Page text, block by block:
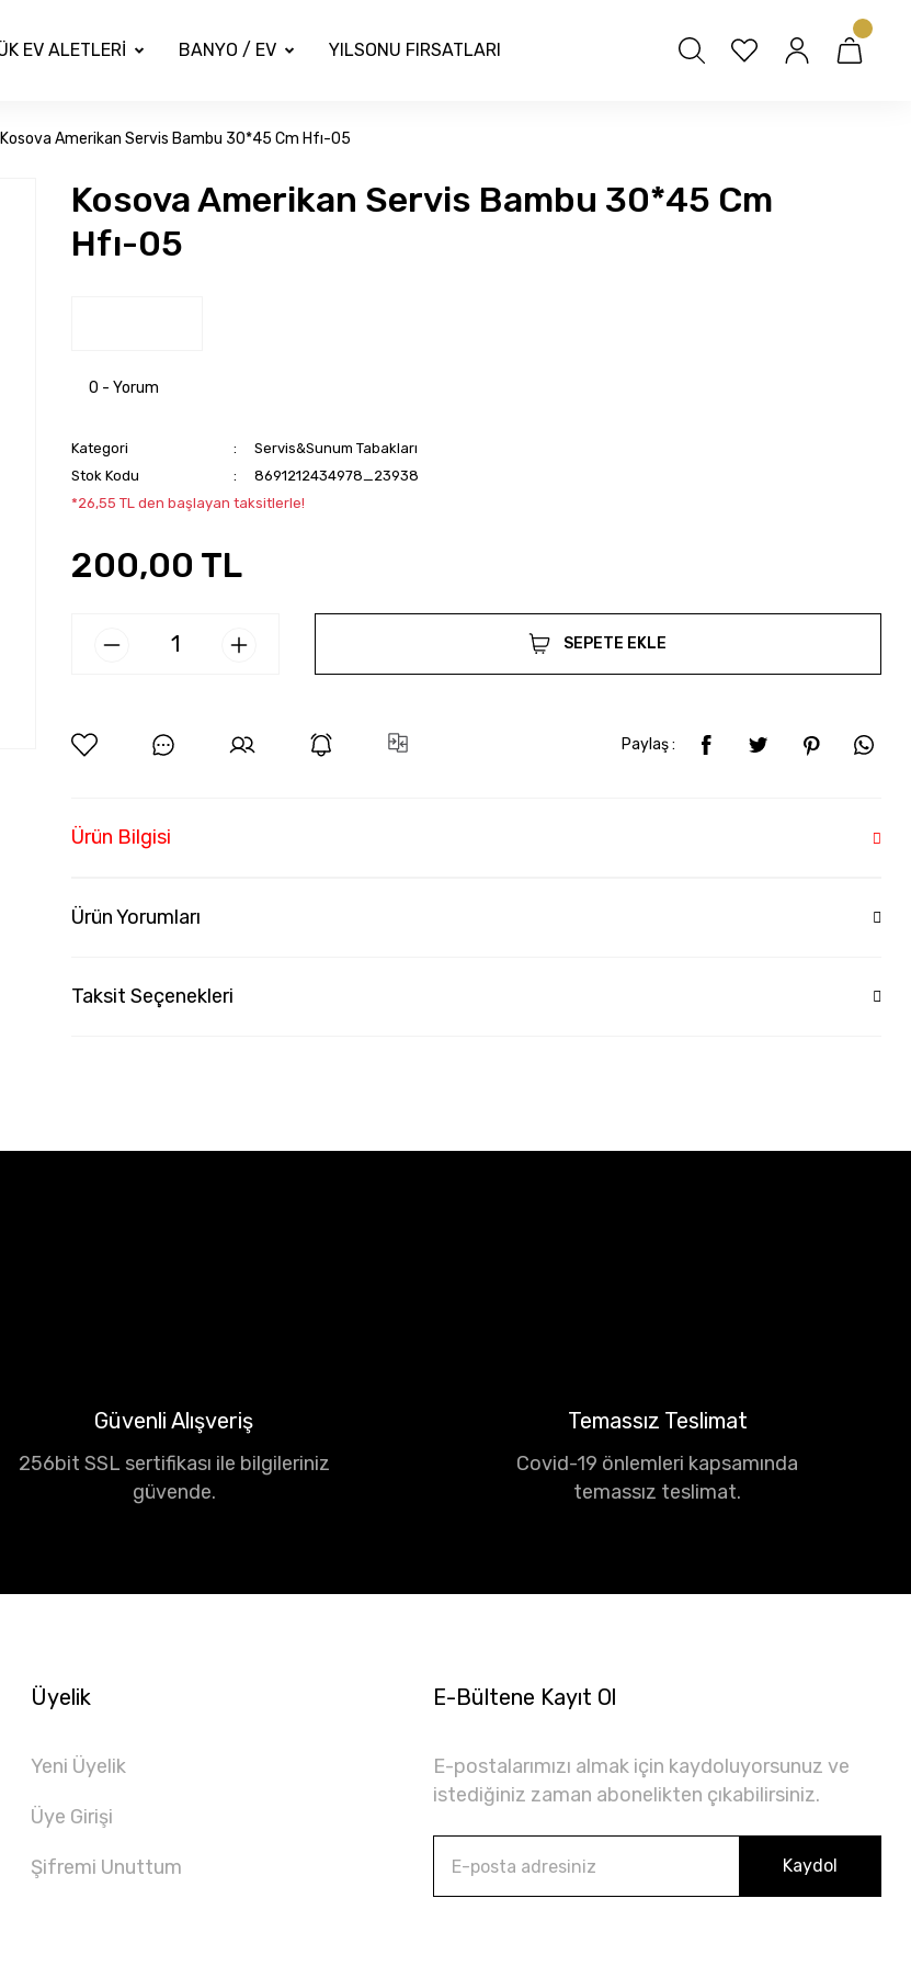
EV ALETLERİ BANYO / EV YILSONU FIRSATLARI
Kosova Amerikan Servis Bambu 30*45 Cm Hfı-05
Kosova Amerikan Servis Bambu 30*45 Cm
Hfı-05
0 - Yorum
Kategori
Servis&Sunum Tabakları
Stok Kodu
8691212434978_23938
*26,55 TL den başlayan taksitlerle!
200,00 TL
SEPETE EKLE
Paylaş :
Ürün Bilgisi
Ürün Yorumları
Taksit Seçenekleri
Güvenli Alışveriş
256bit SSL sertifikası ile bilgileriniz
güvende.
Temassız Teslimat
Covid-19 önlemleri kapsamında
temassız teslimat.
Üyelik
Yeni Üyelik
Üye Girişi
Şifremi Unuttum
E-Bültene Kayıt Ol
E-postalarımızı almak için kaydoluyorsunuz ve
istediğiniz zaman abonelikten çıkabilirsiniz.
Kaydol